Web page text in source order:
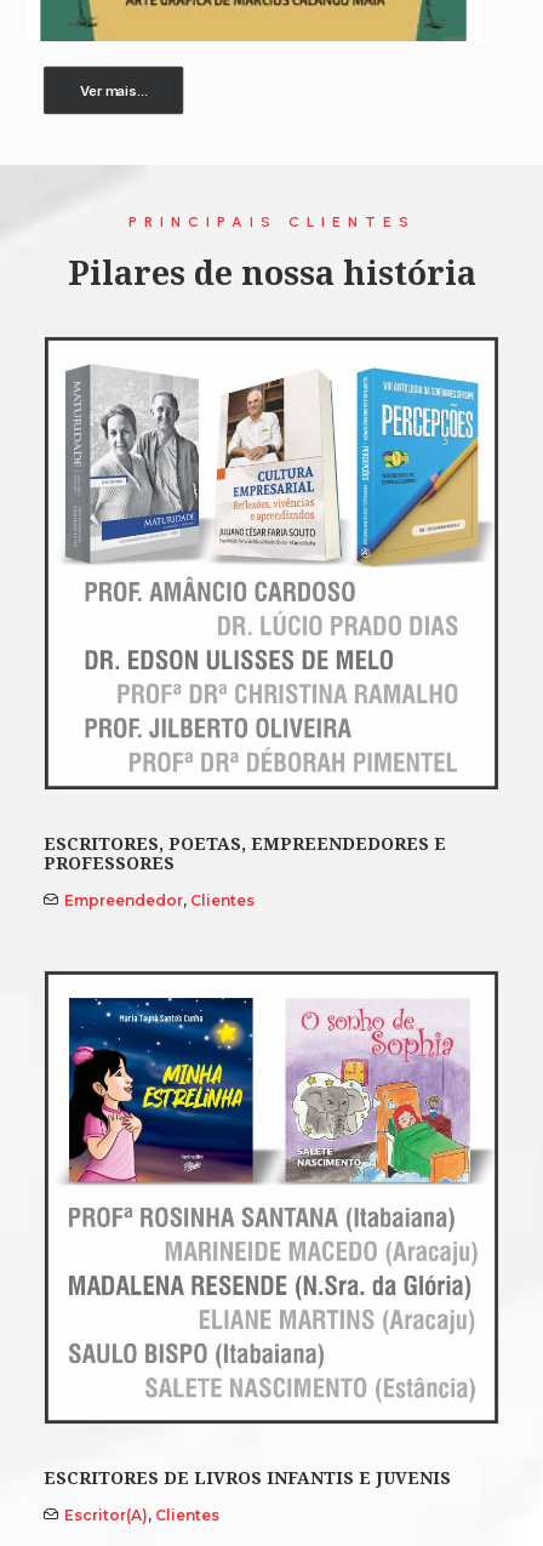
Ver mais...
PRINCIPAIS CLIENTES
Pilares de nossa história
ESCRITORES, POETAS, EMPREENDEDORES E
PROFESSORES
Empreendedor, Clientes
ESCRITORES DE LIVROS INFANTIS E JUVENIS
Escritor(a), Clientes